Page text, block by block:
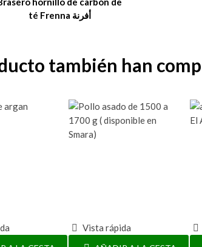
té Frenna أفرنة
también han
Vista rápida